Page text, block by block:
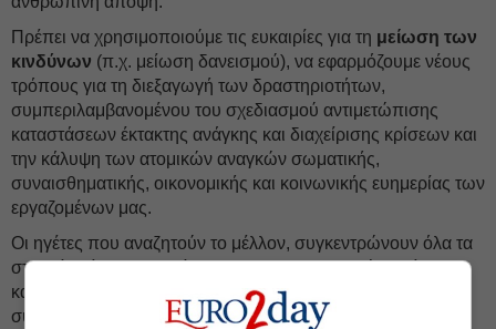
Πρέπει να χρησιμοποιούμε τις ευκαιρίες για τη μείωση των
κινδύνων (π.χ. μείωση δανεισμού), να εφαρμόζουμε νέους
τρόπους για τη διεξαγωγή των δραστηριοτήτων,
συμπεριλαμβανομένου του σχεδιασμού αντιμετώπισης
καταστάσεων έκτακτης ανάγκης και διαχείρισης κρίσεων και
την κάλυψη των ατομικών αναγκών σωματικής,
συναισθηματικής, οικονομικής και κοινωνικής ευημερίας των
εργαζομένων μας.
Οι ηγέτες που αναζητούν το μέλλον, συγκεντρώνουν όλα τα
στοιχεία μέσα στην ομίχλη του επιχειρηματικού πολέμου,
κατανοώντας ότι βλέπουν μόνο μερικά από αυτά που
συμβαίνουν και αναγνωρίζοντας συνεχώς τις επιπτώσεις,